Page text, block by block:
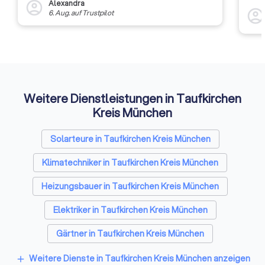
lediglich der
zuständigen
(Behörde für
Berufsstands und
Mitwirkung der
Stadtplaner*innen
auch unabhängig
konkreten Art der
und setzt sich
die
ebenso für alle
sozialen und
der
account_circle
Alexandra
6. Aug.auf Trustpilot account_circle
Weitere Dienstleistungen in Taufkirchen
Kreis München
Solarteure in Taufkirchen Kreis München
Klimatechniker in Taufkirchen Kreis München
Heizungsbauer in Taufkirchen Kreis München
Elektriker in Taufkirchen Kreis München
Gärtner in Taufkirchen Kreis München
Raumausstatter in Taufkirchen Kreis München
add Weitere Dienste in Taufkirchen Kreis München anzeigen